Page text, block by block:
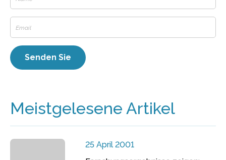
Meistgelesene Artikel
25 April 2001